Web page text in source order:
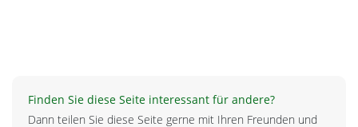
Finden Sie diese Seite interessant für andere?
Dann teilen Sie diese Seite gerne mit Ihren Freunden und